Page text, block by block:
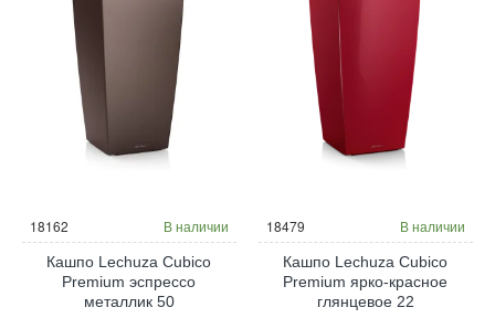
18162 В наличии
Кашпо Lechuza Cubico
Premium эспрессо
металлик 50
18479 В наличии
Кашпо Lechuza Cubico
Premium ярко-красное
глянцевое 22